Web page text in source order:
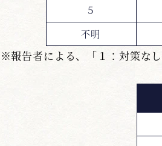
５
不明
※報告者による、「１：対策な